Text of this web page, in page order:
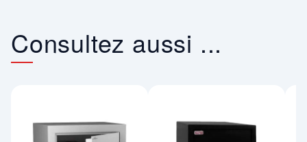
Consultez aussi ...